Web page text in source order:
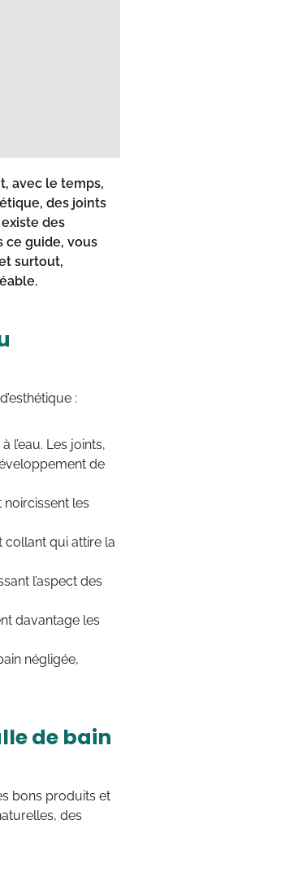
avec le temps,
des joints
des
ce guide, vous
surtout,
:
l’eau. Les joints,
de
noircissent les
collant qui attire la
l’aspect des
davantage les
négligée,
de bain
bons produits et
des